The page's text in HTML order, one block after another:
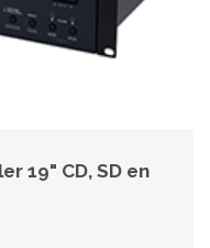
19" CD, SD en